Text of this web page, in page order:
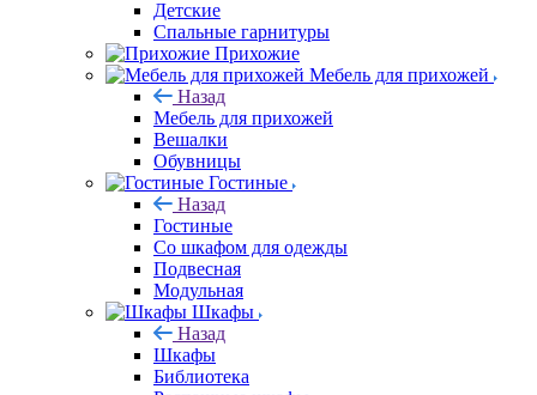
Детские
Спальные гарнитуры
Прихожие
Мебель для прихожей
Назад
Мебель для прихожей
Вешалки
Обувницы
Гостиные
Назад
Гостиные
Со шкафом для одежды
Подвесная
Модульная
Шкафы
Назад
Шкафы
Библиотека